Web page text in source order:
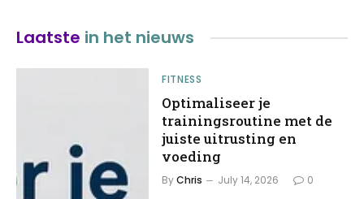
Laatste in het nieuws
FITNESS
Optimaliseer je
trainingsroutine met de
juiste uitrusting en
voeding
ByChris July 14, 2026 0